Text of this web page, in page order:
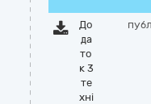
До
да
то
к 3
те
хні